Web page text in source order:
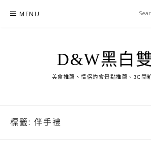
MENU
D&W黑白
美食推薦、情侶約會景點推薦、3C開
標籤: 伴手禮